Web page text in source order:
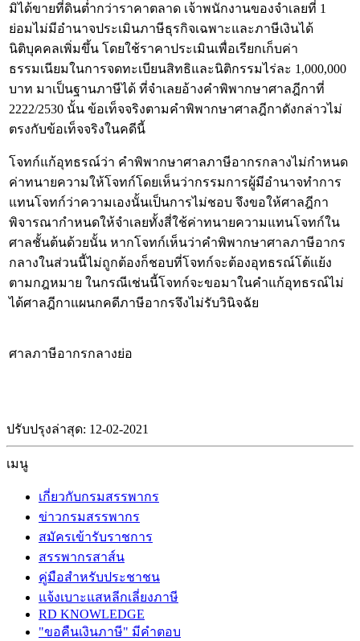
มิได้ขายที่ดินต่ำกว่าราคาตลาด เจ้าพนักงานของจำเลยที่ 1
ย่อมไม่มีอำนาจประเมินภาษีธุรกิจเฉพาะและภาษีเงินได้
นิติบุคคลเพิ่มขึ้น โดยใช้ราคาประเมินเพื่อเรียกเก็บค่า
ธรรมเนียมในการจดทะเบียนสิทธิและนิติกรรมไร่ละ 1,000,000
บาท มาเป็นฐานภาษีได้ ที่จำเลยอ้างคำพิพากษาศาลฎีกาที่
2222/2530 นั้น ข้อเท็จจริงตามคำพิพากษาศาลฎีกาดังกล่าวไม่
ตรงกับข้อเท็จจริงในคดีนี้
โจทก์แก้อุทธรณ์ว่า คำพิพากษาศาลภาษีอากรกลางไม่กำหนด
ค่าทนายความให้โจทก์โดยเห็นว่ากรรมการผู้มีอำนาจทำการ
แทนโจทก์ว่าความเองนั้นเป็นการไม่ชอบ จึงขอให้ศาลฎีกา
พิจารณากำหนดให้จำเลยทั้งสี่ใช้ค่าทนายความแทนโจทก์ใน
ศาลชั้นต้นด้วยนั้น หากโจทก์เห็นว่าคำพิพากษาศาลภาษีอากร
กลางในส่วนนี้ไม่ถูกต้องก็ชอบที่โจทก์จะต้องอุทธรณ์โต้แย้ง
ตามกฎหมาย ในกรณีเช่นนี้โจทก์จะขอมาในคำแก้อุทธรณ์ไม่
ได้ศาลฎีกาแผนกคดีภาษีอากรจึงไม่รับวินิจฉัย
ศาลภาษีอากรกลางย่อ
ปรับปรุงล่าสุด: 12-02-2021
เมนู
เกี่ยวกับกรมสรรพากร
ข่าวกรมสรรพากร
สมัครเข้ารับราชการ
สรรพากรสาส์น
คู่มือสำหรับประชาชน
แจ้งเบาะแสหลีกเลี่ยงภาษี
RD KNOWLEDGE
"ขอคืนเงินภาษี" มีคำตอบ